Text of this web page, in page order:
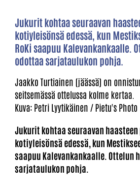
Jukurit kohtaa seuraavan
kotiyleisönsä edessä, kun
RoKi saapuu Kalevankankaalle.
odottaa sarjataulukon pohja.
Jaakko Turtiainen (jäässä) on
seitsemässä ottelussa kolme kertaa.
Kuva: Petri Lyytikäinen / Pietu's Photo
Jukurit kohtaa seuraavan
kotiyleisönsä edessä, kun
saapuu Kalevankankaalle. Ottelun
sarjataulukon pohja.